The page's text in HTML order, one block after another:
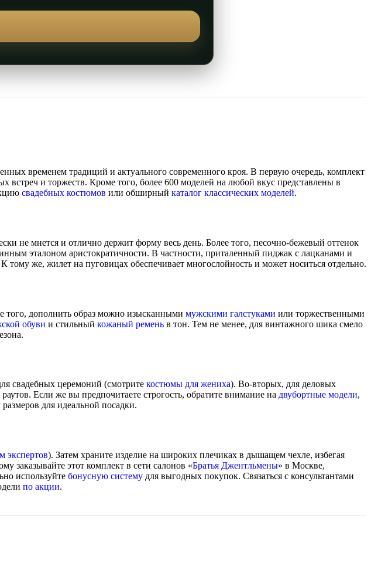
временем традиций и актуального современного кроя. В первую очередь, комплект
встреч и торжеств. Кроме того, более 600 моделей на любой вкус представлены в
свадебных костюмов или обширный каталог классических моделей.
не мнется и отлично держит форму весь день. Более того, песочно-бежевый оттенок
эталоном аристократичности. В частности, приталенный пиджак с лацканами и
же, жилет на пуговицах обеспечивает многослойность и может носиться отдельно.
дополнить образ можно изысканными мужскими галстуками или торжественными
обуви и стильный кожаный ремень в тон. Тем не менее, для винтажного шика смело
свадебных церемоний (смотрите костюмы для жениха). Во-вторых, для деловых
Если же вы предпочитаете строгость, обратите внимание на двубортные модели,
для идеальной посадки.
экспертов). Затем храните изделие на широких плечиках в дышащем чехле, избегая
заказывайте этот комплект в сети салонов «Братья Джентльмены» в Москве,
используйте бонусную систему для выгодных покупок. Связаться с консультантами
по акции.